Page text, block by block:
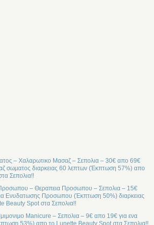
– Χαλαρωτικο Μασαζ – Σεπολια – 30€ απο 69€
σωματος διαρκειας 60 λεπτων (Έκπτωση 57%) απο
Σεπολια!!
– Θεραπεια Προσωπου – Σεπολια – 15€
Ενυδατωσης Προσωπου (Έκπτωση 50%) διαρκειας
Beauty Spot στα Σεπολια!!
Manicure – Σεπολια – 9€ απο 19€ για ενα